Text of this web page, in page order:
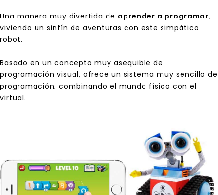
Una manera muy divertida de aprender a programar,
viviendo un sinfín de aventuras con este simpático
robot.
Basado en un concepto muy asequible de
programación visual, ofrece un sistema muy sencillo de
programación, combinando el mundo físico con el
virtual.